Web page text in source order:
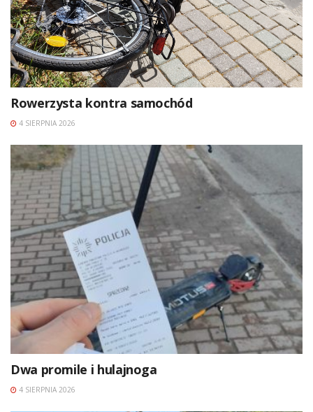
Rowerzysta kontra samochód
4 SIERPNIA 2026
Dwa promile i hulajnoga
4 SIERPNIA 2026